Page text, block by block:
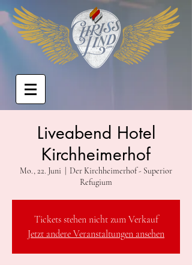
Liveabend Hotel
Kirchheimerhof
Mo., 22. Juni
Der Kirchheimerhof - Superior
Refugium
Tickets stehen nicht zum Verkauf
Jetzt andere Veranstaltungen ansehen